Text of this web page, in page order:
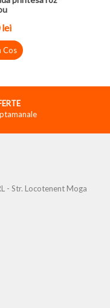
lei
Cos
- Str. Locotenent Moga